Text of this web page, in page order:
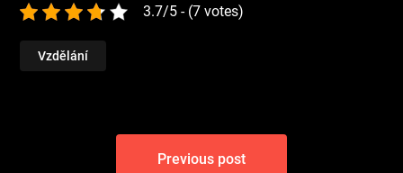
3.7/5 - (7 votes)
Vzdělání
Navigace
Previous post